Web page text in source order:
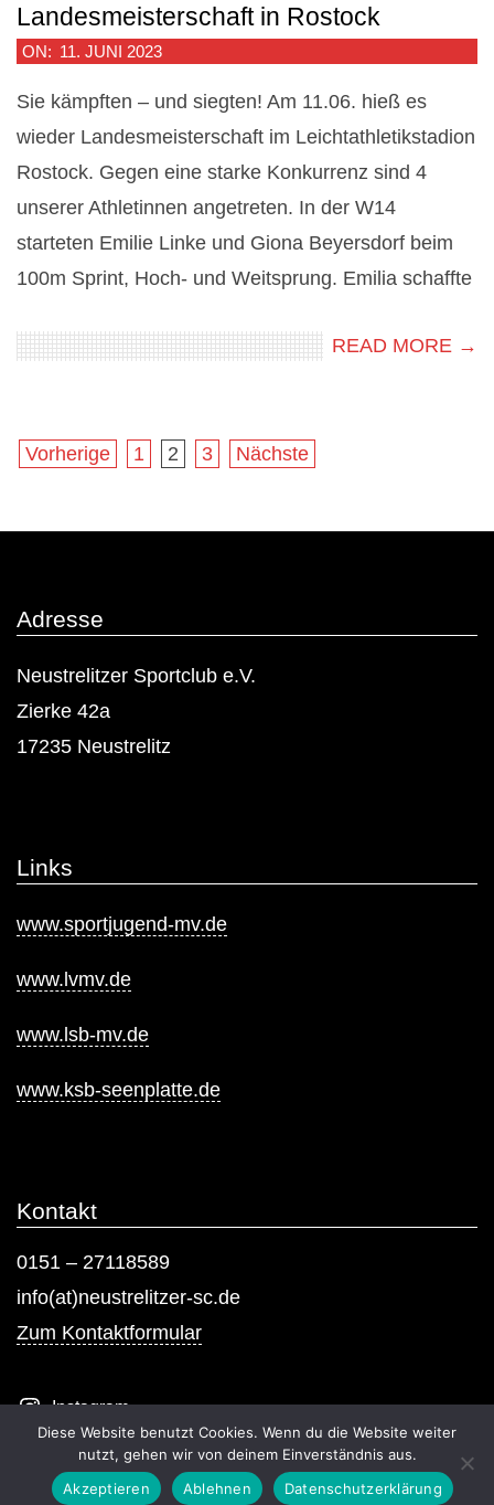
Landesmeisterschaft in Rostock
2023-
ON: 11. JUNI 2023
Sie kämpften – und siegten! Am 11.06. hieß es
wieder Landesmeisterschaft im Leichtathletikstadion
Rostock. Gegen eine starke Konkurrenz sind 4
unserer Athletinnen angetreten. In der W14
starteten Emilie Linke und Giona Beyersdorf beim
100m Sprint, Hoch- und Weitsprung. Emilia schaffte
READ MORE →
Seitennummerierung
Vorherige 1 2 3 Nächste
Adresse
Neustrelitzer Sportclub e.V.
Zierke 42a
17235 Neustrelitz
Links
www.sportjugend-mv.de
www.lvmv.de
www.lsb-mv.de
www.ksb-seenplatte.de
Kontakt
0151 – 27118589
info(at)neustrelitzer-sc.de
Zum Kontaktformular
Instagram
Diese Website benutzt Cookies. Wenn du die Website weiter
nutzt, gehen wir von deinem Einverständnis aus.
Akzeptieren
Ablehnen Datenschutzerklärung